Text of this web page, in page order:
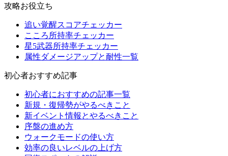
攻略お役立ち
追い覚醒スコアチェッカー
こころ所持率チェッカー
星5武器所持率チェッカー
属性ダメージアップと耐性一覧
初心者おすすめ記事
初心者におすすめの記事一覧
新規・復帰勢がやるべきこと
新イベント情報とやるべきこと
序盤の進め方
ウォークモードの使い方
効率の良いレベルの上げ方